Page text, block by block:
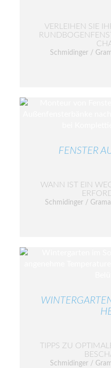
VERLEIHEN SIE
Schmidinger /
FENSTER
WANN IST EIN
Schmidinger /
TIPPS ZU
Schmidinger /